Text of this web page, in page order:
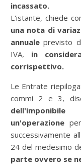
incassato.
L'istante, chiede
una nota di
annualeprevisto
IVA, in
corrispettivo.
Le Entrate
commi 2 e 3,
un'operazione
successivamente
24 del medesimo
parte ovvero se